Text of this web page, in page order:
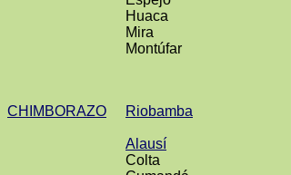
Huaca
Mira
Montúfar
CHIMBORAZO Riobamba
Alausí
Colta